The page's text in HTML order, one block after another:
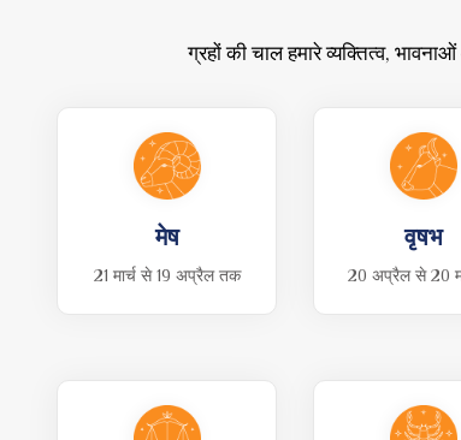
ग्रहों की चाल हमारे व्यक्तित्व,
मेष
21 मार्च से 19 अप्रैल तक
वृषभ
20 अप्रैल से 20